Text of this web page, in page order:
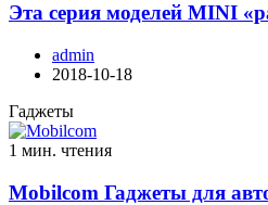
Эта серия моделей MINI
admin
2018-10-18
Гаджеты
1 мин. чтения
Mobilcom Гаджеты для